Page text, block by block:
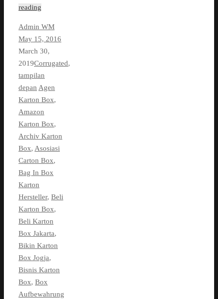
reading
Admin WM
May 15, 2016
March 30,
2019Corrugated,
tampilan
depan Agen
Karton Box,
Amazon
Karton Box,
Archiv Karton
Box, Asosiasi
Carton Box,
Bag In Box
Karton
Hersteller, Beli
Karton Box,
Beli Karton
Box Jakarta,
Bikin Karton
Box Jogja,
Bisnis Karton
Box, Box
Aufbewahrung